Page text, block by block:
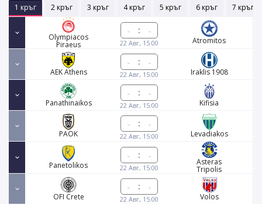
1 кръг 2 кръг 3 кръг 4 кръг 5 кръг 6 кръг 7 кръг
Olympiacos
Piraeus
:
22 Авг, 15:00 Atromitos
AEK Athens
:
22 Авг, 15:00 Iraklis 1908
Panathinaikos
:
22 Авг, 15:00 Kifisia
PAOK
:
22 Авг, 15:00 Levadiakos
Panetolikos
:
22 Авг, 15:00
Asteras
Tripolis
OFI Crete
:
22 Авг, 15:00 Volos